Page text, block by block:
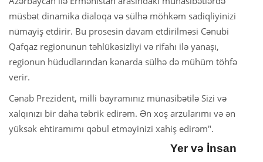
müsbət dinamika dialoqa və sülhə möhkəm sadiqliyinizi
nümayiş etdirir. Bu prosesin davam etdirilməsi Cənubi
Qafqaz regionunun təhlükəsizliyi və rifahı ilə yanaşı,
regionun hüdudlarından kənarda sülhə də mühüm töhfə
verir.
Cənab Prezident, milli bayramınız münasibətilə Sizi və
xalqınızı bir daha təbrik edirəm. Ən xoş arzularımı və ən
yüksək ehtiramımı qəbul etməyinizi xahiş edirəm".
Yer və İnsan